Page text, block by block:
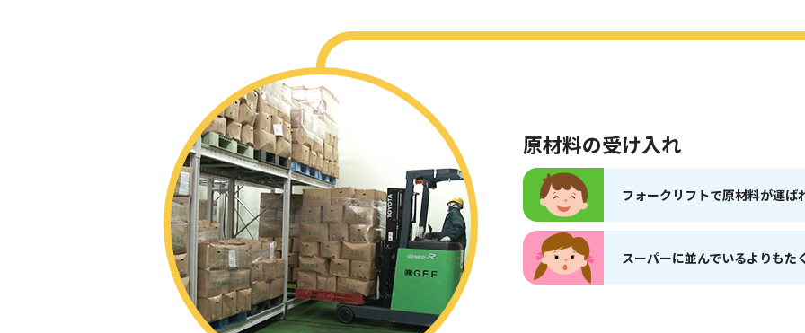
原材料の受け入れ
フォークリフトで原材料が運ば
スーパーに並んでいるよりもた